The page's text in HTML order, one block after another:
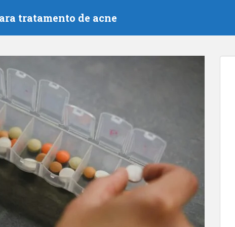
tratamento de acne